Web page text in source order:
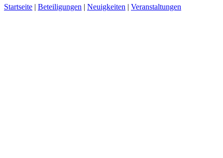
Startseite | Beteiligungen | Neuigkeiten | Veranstaltungen